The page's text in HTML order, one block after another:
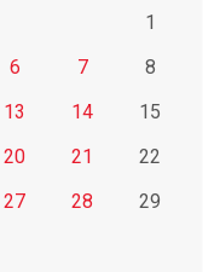
1
6 7
8
13 14
15
20 21
22
27 28
29